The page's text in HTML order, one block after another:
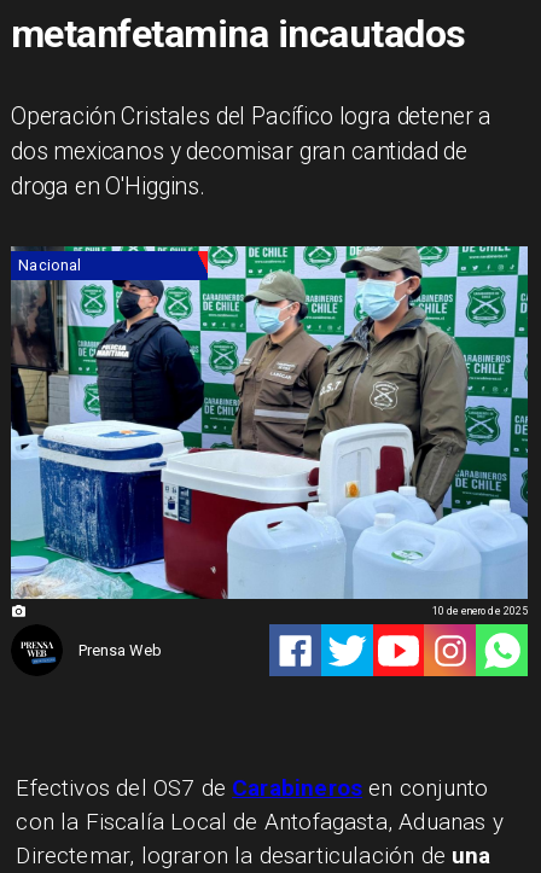
metanfetamina incautados
Operación Cristales del Pacífico logra detener a
dos mexicanos y decomisar gran cantidad de
droga en O'Higgins.
Nacional
Prensa Web
10 de enero de 2025
Efectivos del OS7 de Carabineros en conjunto
con la Fiscalía Local de Antofagasta, Aduanas y
Directemar, lograron la desarticulación de una